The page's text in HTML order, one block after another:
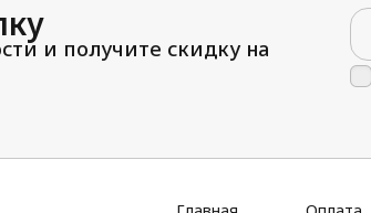
и получите скидку на